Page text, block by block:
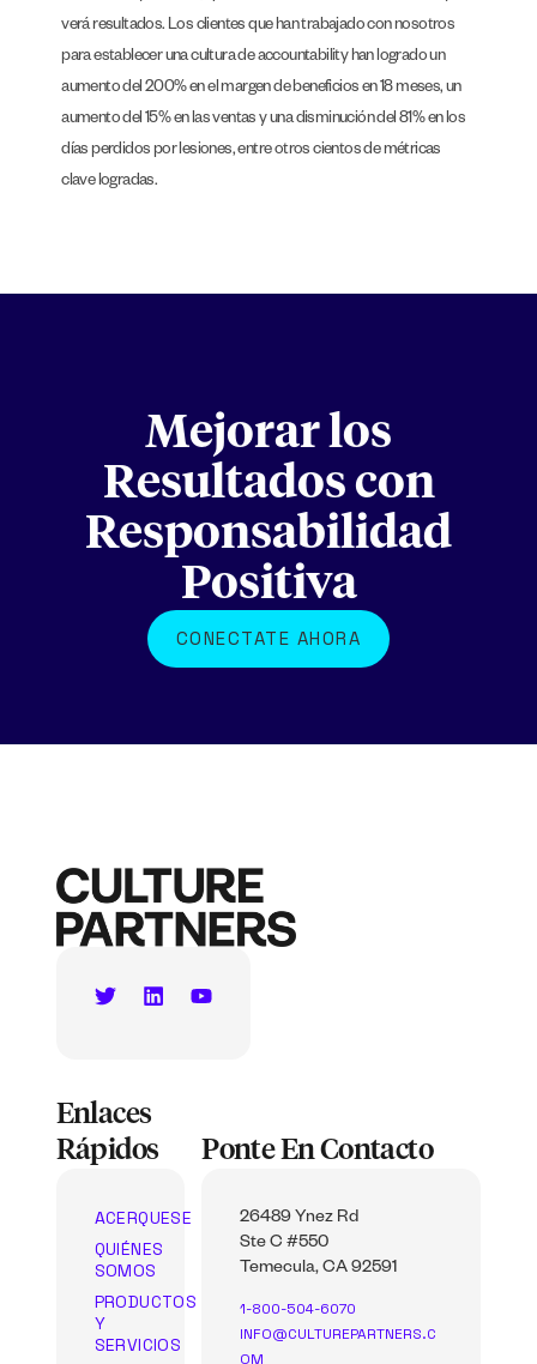
verá resultados. Los clientes que han trabajado con nosotros
para establecer una cultura de accountability han logrado un
aumento del 200% en el margen de beneficios en 18 meses, un
aumento del 15% en las ventas y una disminución del 81% en los
días perdidos por lesiones, entre otros cientos de métricas
clave logradas.
Mejorar los
Resultados con
Responsabilidad
Positiva
CONECTATE AHORA
Enlaces
Rápidos
ACERQUESE
QUIÉNES
SOMOS
PRODUCTOS
Y
SERVICIOS
Ponte En Contacto
26489 Ynez Rd
Ste C #550
Temecula, CA 92591
1-800-504-6070
INFO@CULTUREPARTNERS.C
OM